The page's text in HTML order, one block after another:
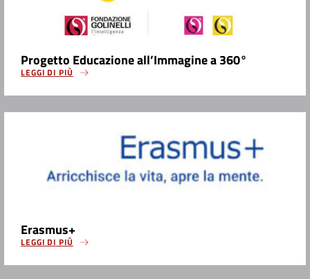
Progetto Educazione all’Immagine a 360°
LEGGI DI PIÙ
Erasmus+
LEGGI DI PIÙ